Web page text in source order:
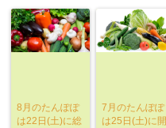
8月のたんぽぽ
は22日(土)に総
7月のたんぽぽ
は25日(土)に開